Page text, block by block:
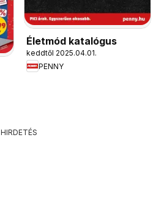
Életmód katalógus
keddtől 2025.04.01.
PENNY
HIRDETÉS